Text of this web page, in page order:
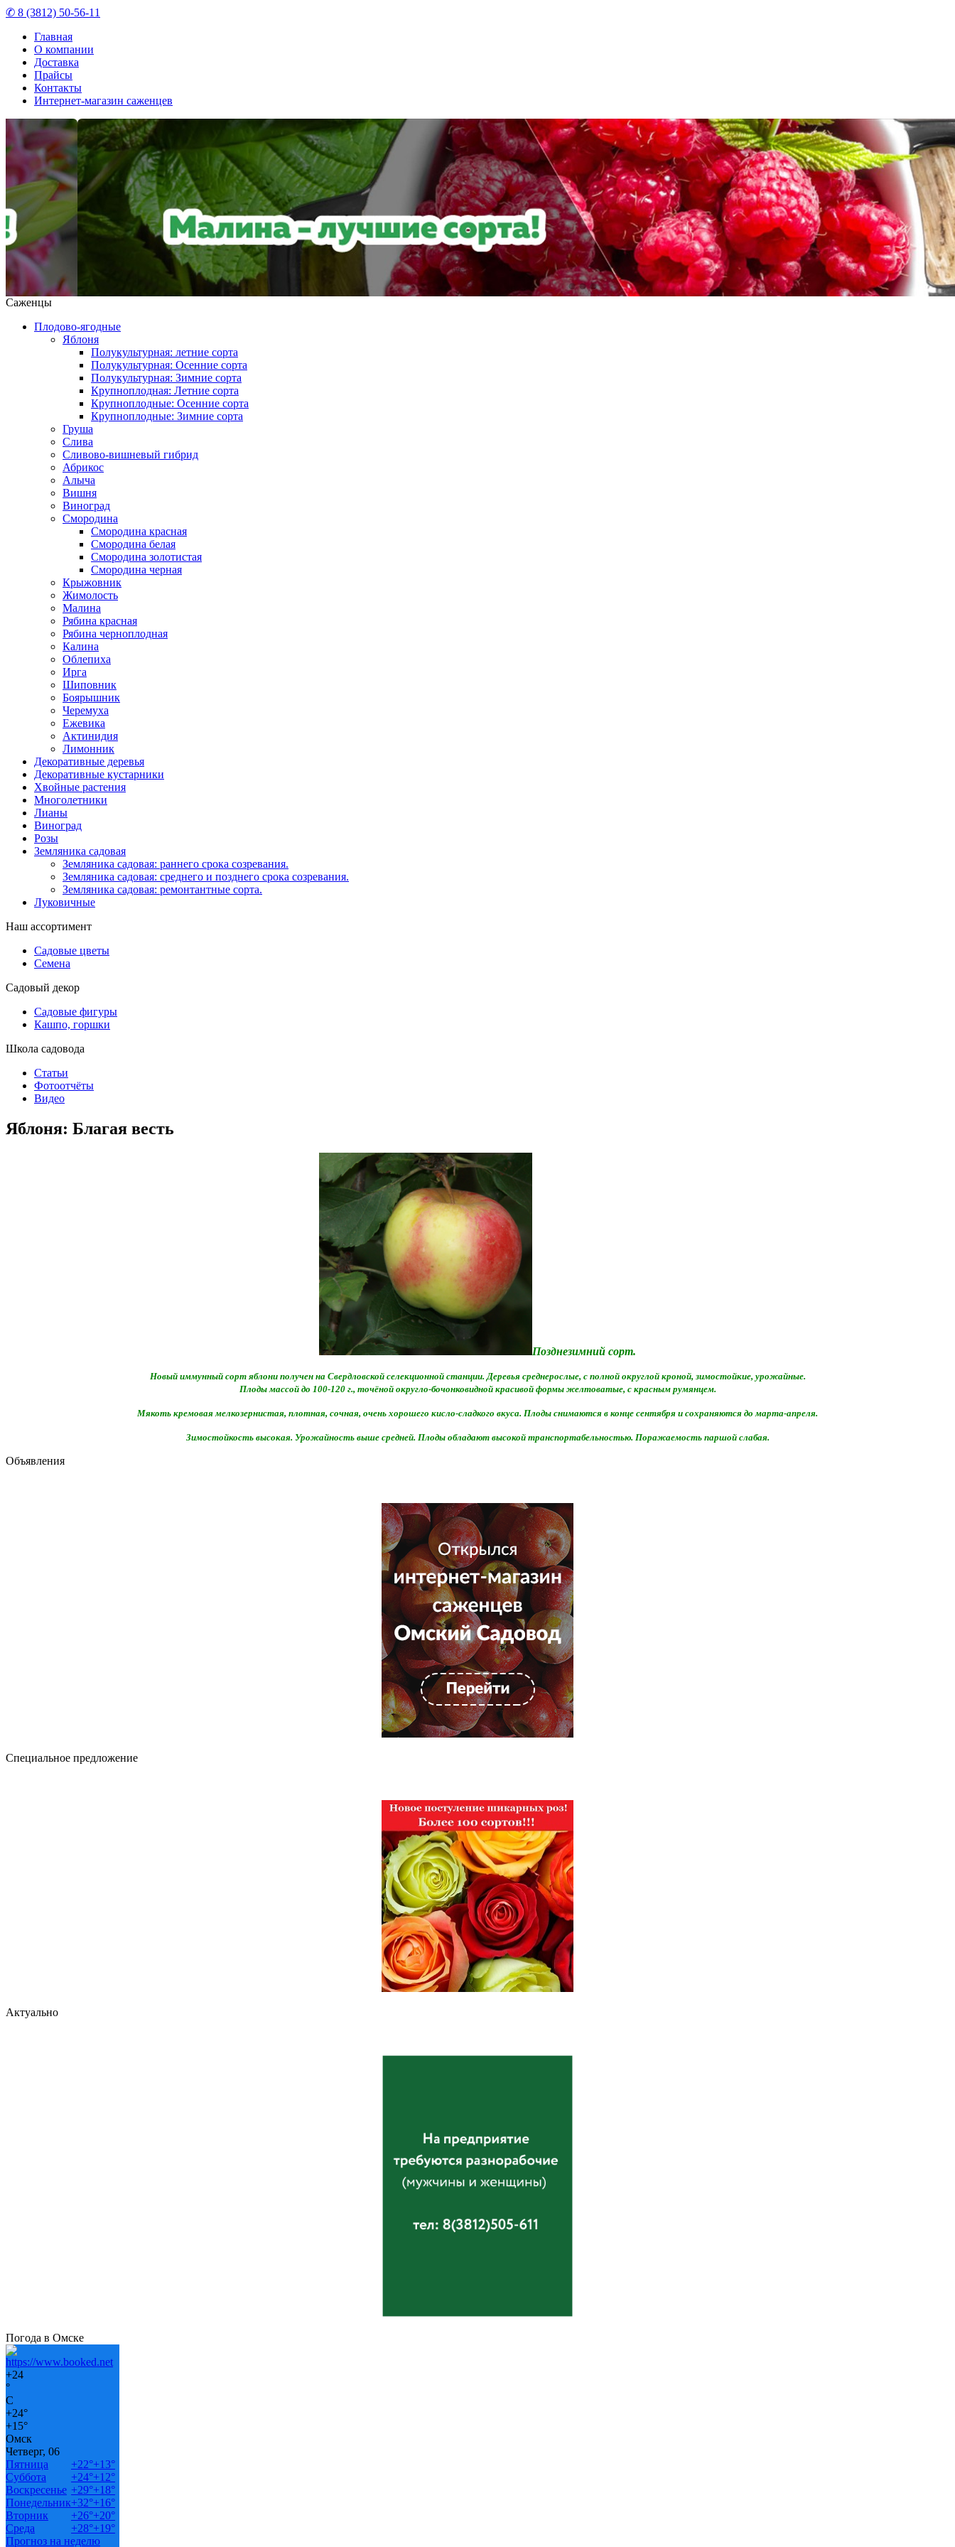
✆ 8 (3812) 50-56-11
Главная
О компании
Доставка
Прайсы
Контакты
Интернет-магазин саженцев
Саженцы
Плодово-ягодные
Яблоня
Полукультурная: летние сорта
Полукультурная: Осенние сорта
Полукультурная: Зимние сорта
Крупноплодная: Летние сорта
Крупноплодные: Осенние сорта
Крупноплодные: Зимние сорта
Груша
Слива
Сливово-вишневый гибрид
Абрикос
Алыча
Вишня
Виноград
Смородина
Смородина красная
Смородина белая
Смородина золотистая
Смородина черная
Крыжовник
Жимолость
Малина
Рябина красная
Рябина черноплодная
Калина
Облепиха
Ирга
Шиповник
Боярышник
Черемуха
Ежевика
Актинидия
Лимонник
Декоративные деревья
Декоративные кустарники
Хвойные растения
Многолетники
Лианы
Виноград
Розы
Земляника садовая
Земляника садовая: раннего срока созревания.
Земляника садовая: среднего и позднего срока созревания.
Земляника садовая: ремонтантные сорта.
Луковичные
Наш ассортимент
Садовые цветы
Семена
Садовый декор
Садовые фигуры
Кашпо, горшки
Школа садовода
Статьи
Фотоотчёты
Видео
Яблоня: Благая весть
Позднезимний сорт.
Новый иммунный сорт яблони получен на Свердловской селекционной станции. Деревья среднерослые, с полной округлой кроной, зимостойкие, урожайные.
Плоды массой до 100-120 г., точёной округло-бочонковидной красивой формы желтоватые, с красным румянцем.
Мякоть кремовая мелкозернистая, плотная, сочная, очень хорошего кисло-сладкого вкуса. Плоды снимаются в конце сентября и сохраняются до марта-апреля.
Зимостойкость высокая. Урожайность выше средней. Плоды обладают высокой транспортабельностью. Поражаемость паршой слабая.
Объявления
Специальное предложение
Актуально
Погода в Омске
+24
°
C
+24°
+15°
Омск
Четверг, 06
Пятница
+22°+13°
Суббота
+24°+12°
Воскресенье +29°+18°
Понедельник+32°+16°
Вторник
+26°+20°
Среда
+28°+19°
Прогноз на неделю